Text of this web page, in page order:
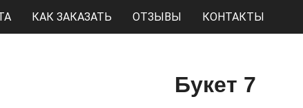
КАК ЗАКАЗАТЬ ОТЗЫВЫ КОНТАКТЫ
Букет 7